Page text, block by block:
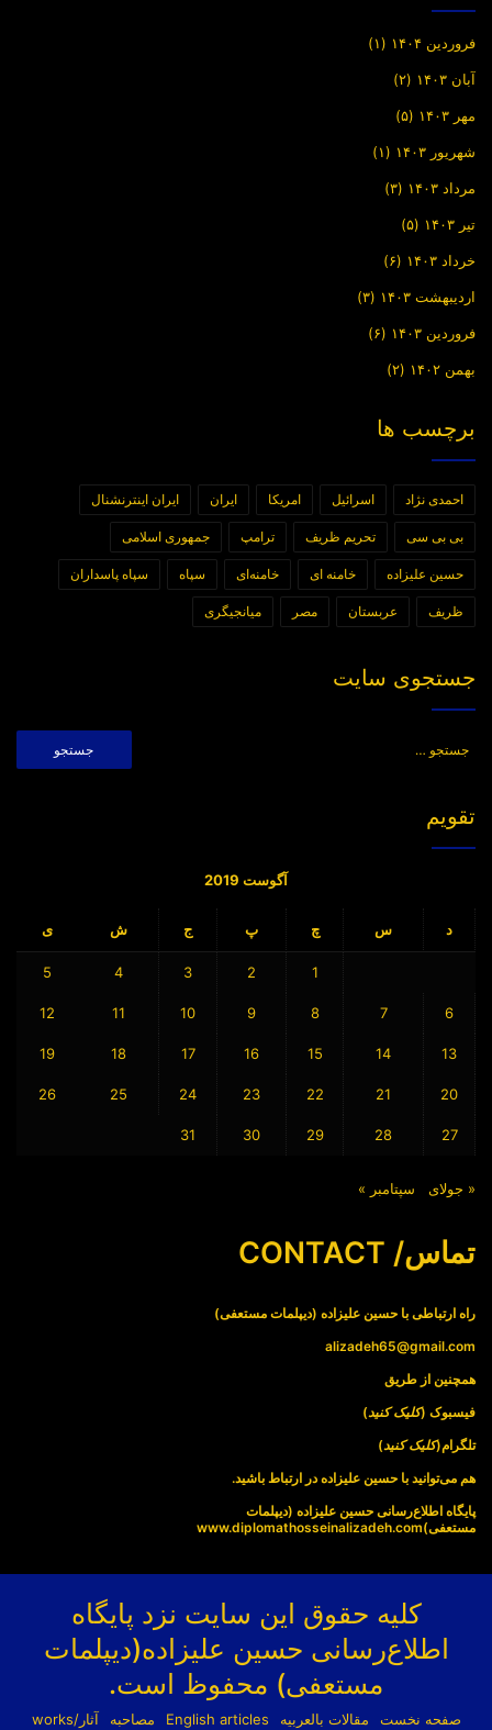
فروردین ۱۴۰۴ (۱)
آبان ۱۴۰۳ (۲)
مهر ۱۴۰۳ (۵)
شهریور ۱۴۰۳ (۱)
مرداد ۱۴۰۳ (۳)
تیر ۱۴۰۳ (۵)
خرداد ۱۴۰۳ (۶)
اردیبهشت ۱۴۰۳ (۳)
فروردین ۱۴۰۳ (۶)
بهمن ۱۴۰۲ (۲)
برچسب ها
احمدی نژاد اسرائیل امریکا ایران ایران اینترنشنال
بی بی سی تحریم ظریف ترامپ جمهوری اسلامی
حسین علیزاده خامنه ای خامنه‌ای سپاه سپاه پاسداران
ظریف عربستان مصر میانجیگری
جستجوی سایت
تقویم
آگوست 2019
د س چ پ ج ش ی
1
2
3
4
5
6
7
8
9
10
11
12
13
14
15
16
17
18
19
20
21
22
23
24
25
26
27
28
29
30
31
« جولای سپتامبر »
تماس/ CONTACT
راه ارتباطی با حسین علیزاده (دیپلمات مستعفی)
alizadeh65@gmail.com
همچنین از طریق
فیسبوک (کلیک کنید)
تلگرام(کلیک کنید)
هم می‌توانید با حسین علیزاده در ارتباط باشید.
پایگاه اطلاع‌رسانی حسین علیزاده (دیپلمات
مستعفی)www.diplomathosseinalizadeh.com
کلیه حقوق این سایت نزد پایگاه
اطلاع‌رسانی حسین علیزاده(دیپلمات
مستعفی) محفوظ است.
صفحه نخست مقالات بالعربیه English articles مصاحبه آثار/works